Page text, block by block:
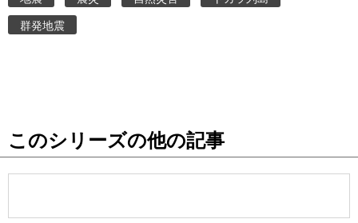
群発地震
このシリーズの他の記事